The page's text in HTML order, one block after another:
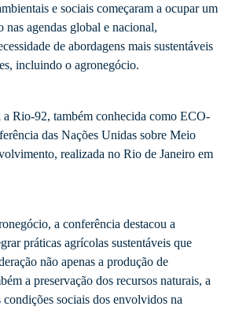
e sociais começaram a ocupar um
nas agendas global e nacional,
de abordagens mais sustentáveis
incluindo o agronegócio.
Rio-92, também conhecida como ECO-
das Nações Unidas sobre Meio
realizada no Rio de Janeiro em
a conferência destacou a
práticas agrícolas sustentáveis que
não apenas a produção de
a preservação dos recursos naturais, a
condições sociais dos envolvidos na